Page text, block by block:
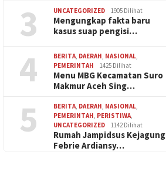
3 UNCATEGORIZED 1905 Dilihat
Mengungkap fakta baru
kasus suap pengisi…
4 BERITA DAERAH NASIONAL
PEMERINTAH
1425 Dilihat
Menu MBG Kecamatan Suro
Makmur Aceh Sing…
5 BERITA DAERAH NASIONAL
PEMERINTAH PERISTIWA
UNCATEGORIZED
1142 Dilihat
Rumah Jampidsus Kejagung
Febrie Ardiansy…